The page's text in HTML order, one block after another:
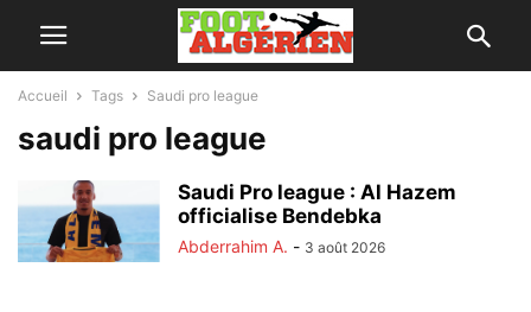
Accueil Tags Saudi pro league
saudi pro league
Saudi Pro league : Al Hazem
officialise Bendebka
Abderrahim A. - 3 août 2026